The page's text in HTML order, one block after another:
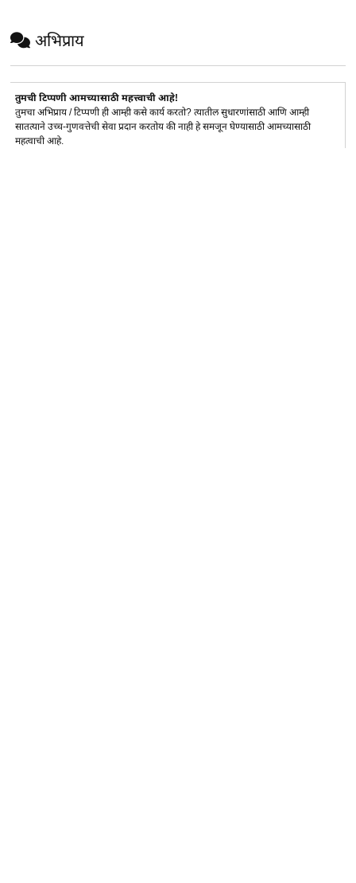
अभिप्राय
तुमची टिप्पणी आमच्यासाठी महत्त्वाची आहे!
तुमचा अभिप्राय / टिप्पणी ही आम्ही कसे कार्य करतो? त्यातील सुधारणांसाठी आणि आम्ही
सातत्याने उच्च-गुणवत्तेची सेवा प्रदान करतोय की नाही हे समजून घेण्यासाठी आमच्यासाठी
महत्वाची आहे.